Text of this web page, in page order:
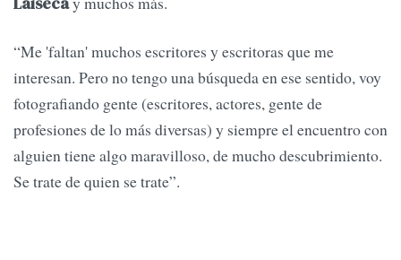
“Me 'faltan' muchos escritores y escritoras que me
interesan. Pero no tengo una búsqueda en ese sentido, voy
fotografiando gente (escritores, actores, gente de
profesiones de lo más diversas) y siempre el encuentro con
alguien tiene algo maravilloso, de mucho descubrimiento.
Se trate de quien se trate”.